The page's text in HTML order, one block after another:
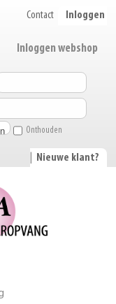
Contact Inloggen
Inloggen webshop
Onthouden
Nieuwe klant?